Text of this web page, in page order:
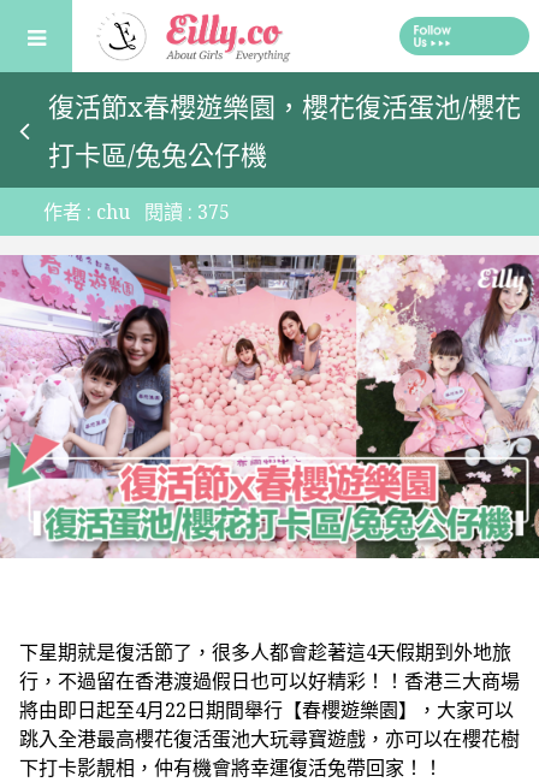
content
復活節x春櫻遊樂園，櫻花復活蛋池/櫻花
打卡區/兔兔公仔機
作者 : chu 閱讀 : 375
下星期就是復活節了，很多人都會趁著這4天假期到外地旅
行，不過留在香港渡過假日也可以好精彩！！香港三大商場
將由即日起至4月22日期間舉行 【春櫻遊樂園】
，大家可以
跳入全港最高櫻花復活蛋池大玩尋寶遊戲，亦可以在櫻花樹
下打卡影靚相，仲有機會將幸運復活兔帶回家！！